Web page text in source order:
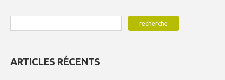
ARTICLES RÉCENTS